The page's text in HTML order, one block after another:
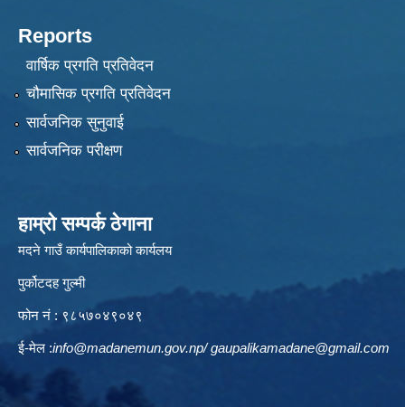
Reports
वार्षिक प्रगति प्रतिवेदन
चौमासिक प्रगति प्रतिवेदन
सार्वजनिक सुनुवाई
सार्वजनिक परीक्षण
हाम्रो सम्पर्क ठेगाना
मदने गाउँ कार्यपालिकाको कार्यलय
पुर्कोटदह गुल्मी
फोन नं : ९८५७०४९०४९
ई-मेल :info@madanemun.gov.np/gaupalikamadane@gmail.com